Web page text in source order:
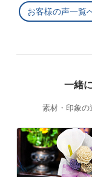
お客様の声一覧
一緒
素材・印象の